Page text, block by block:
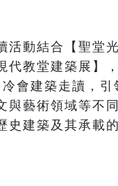
活動結合【聖堂
代教堂建築展】
會建築走讀，引
與藝術領域等不
史建築及其承載